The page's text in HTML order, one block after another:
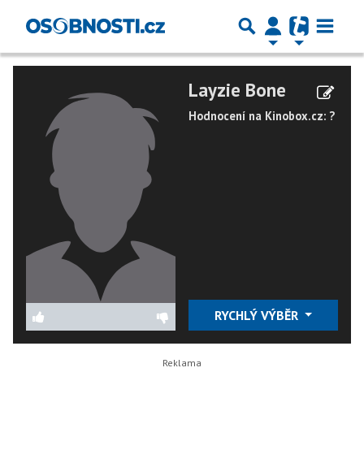
Layzie Bone
Hodnocení na Kinobox.cz: ?
RYCHLÝ VÝBĚR